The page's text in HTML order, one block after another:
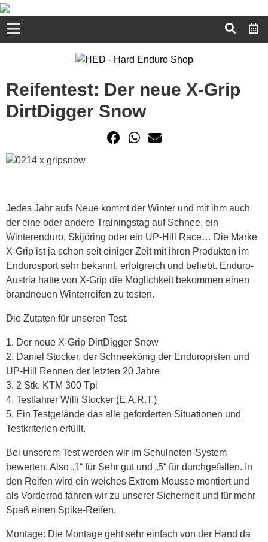
Reifentest: Der neue X-Grip
DirtDigger Snow
Jedes Jahr aufs Neue kommt der Winter und mit ihm auch
der eine oder andere Trainingstag auf Schnee, ein
Winterenduro, Skijöring oder ein UP-Hill Race… Die Marke
X-Grip ist ja schon seit einiger Zeit mit ihren Produkten im
Endurosport sehr bekannt, erfolgreich und beliebt. Enduro-
Austria hatte von X-Grip die Möglichkeit bekommen einen
brandneuen Winterreifen zu testen.
Die Zutaten für unseren Test:
1. Der neue X-Grip DirtDigger Snow
2. Daniel Stocker, der Schneekönig der Enduropisten und
UP-Hill Rennen der letzten 20 Jahre
3. 2 Stk. KTM 300 Tpi
4. Testfahrer Willi Stocker (E.A.R.T.)
5. Ein Testgelände das alle geforderten Situationen und
Testkriterien erfüllt.
Bei unserem Test werden wir im Schulnoten-System
bewerten. Also „1“ für Sehr gut und „5“ für durchgefallen. In
den Reifen wird ein weiches Extrem Mousse montiert und
als Vorderrad fahren wir zu unserer Sicherheit und für mehr
Spaß einen Spike-Reifen.
Montage: Die Montage geht sehr einfach von der Hand da